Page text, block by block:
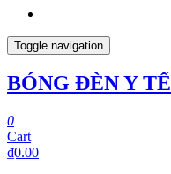
Toggle navigation
BÓNG ĐÈN Y TẾ
0
Cart
₫0.00